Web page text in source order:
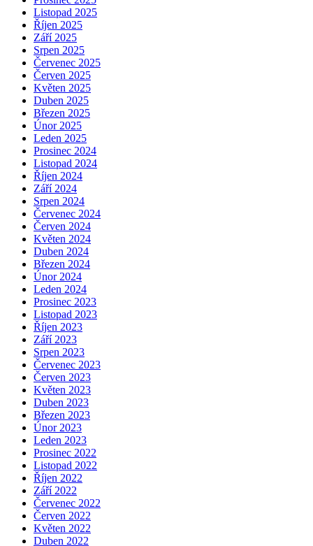
Listopad 2025
Říjen 2025
Září 2025
Srpen 2025
Červenec 2025
Červen 2025
Květen 2025
Duben 2025
Březen 2025
Únor 2025
Leden 2025
Prosinec 2024
Listopad 2024
Říjen 2024
Září 2024
Srpen 2024
Červenec 2024
Červen 2024
Květen 2024
Duben 2024
Březen 2024
Únor 2024
Leden 2024
Prosinec 2023
Listopad 2023
Říjen 2023
Září 2023
Srpen 2023
Červenec 2023
Červen 2023
Květen 2023
Duben 2023
Březen 2023
Únor 2023
Leden 2023
Prosinec 2022
Listopad 2022
Říjen 2022
Září 2022
Červenec 2022
Červen 2022
Květen 2022
Duben 2022